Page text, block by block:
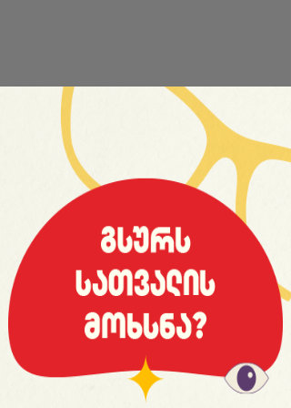
საიტის სრული ვერსია
Kankava Stayed in "Reims"
12:58 | 01.09.2016
Georgian national team’s midfielder Jaba
Kankava stayed in “Reims”. In the summer